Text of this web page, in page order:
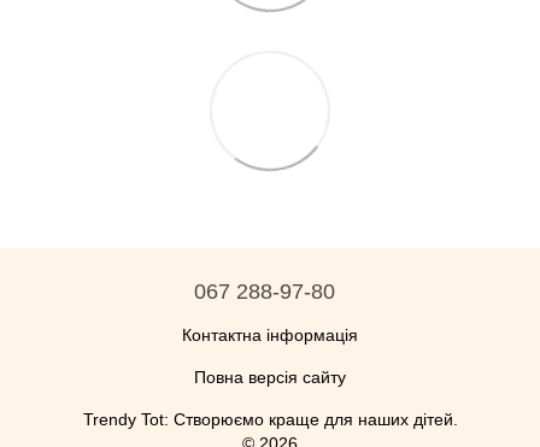
067 288-97-80
Контактна інформація
Повна версія сайту
Trendy Tot: Створюємо краще для наших дітей.